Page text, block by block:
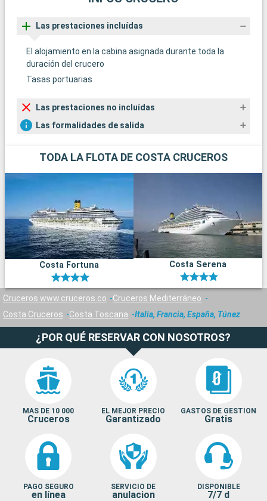
Las prestaciones incluídas
El alojamiento en la cabina asignada durante toda la
duración del crucero
Tasas portuarias
Las prestaciones no incluídas
Las formalidades de salida
TODA LA FLOTA DE COSTA CRUCEROS
Costa Fortuna Costa Serena
Cruceros www.cruceros.co
Cruceros Mediterráneo
Costa Cruceros
Costa Toscana Italia, Francia, España, Túnez
¿POR QUÉ RESERVAR CON NOSOTROS?
MAS DE 10 000
Cruceros
EL MEJOR PRECIO
Garantizado
GASTOS DE GESTION
Gratis
PAGO SEGURO
en línea
SERVICIO DE
anulacion
DISPONIBLE
7/7 d